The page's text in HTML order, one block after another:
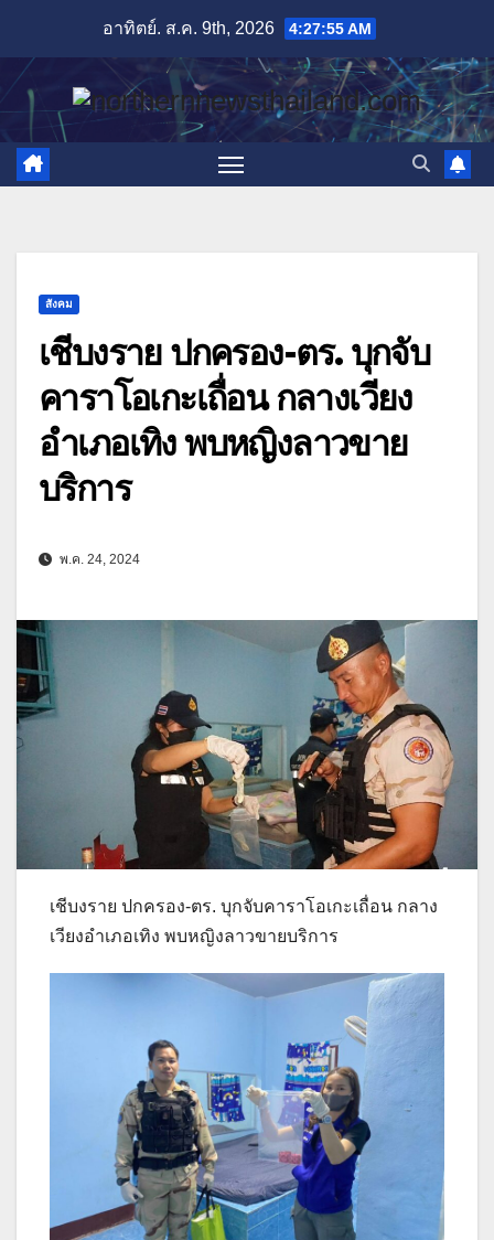
content
อาทิตย์. ส.ค. 9th, 2026 4:27:57 AM
สังคม
เชีบงราย ปกครอง-ตร. บุกจับ
คาราโอเกะเถื่อน กลางเวียง
อำเภอเทิง พบหญิงลาวขาย
บริการ
พ.ค. 24, 2024
เชีบงราย ปกครอง-ตร. บุกจับคาราโอเกะเถื่อน กลาง
เวียงอำเภอเทิง พบหญิงลาวขายบริการ